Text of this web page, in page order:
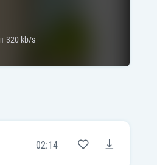
320 kb/s
02:14